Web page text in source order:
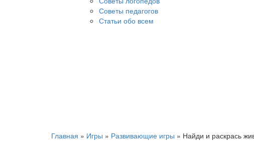
Советы педагогов
Статьи обо всем
Главная » Игры » Развивающие игры » Найди и раскрась